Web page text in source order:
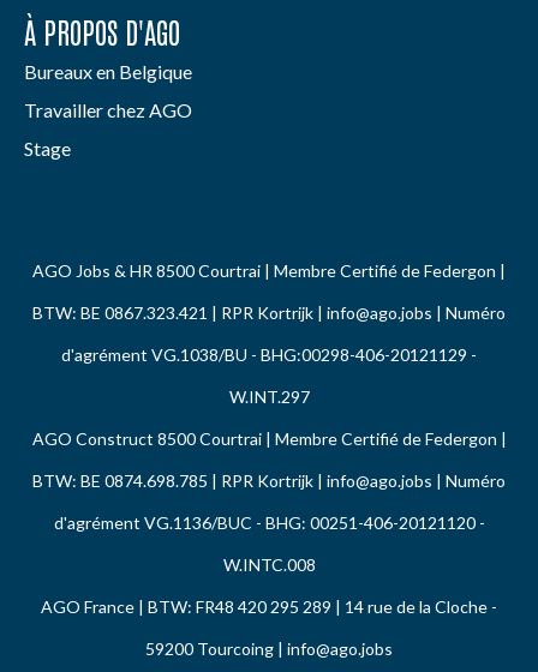
À PROPOS D'AGO
Bureaux en Belgique
Travailler chez AGO
Stage
AGO Jobs & HR 8500 Courtrai | Membre Certifié de Federgon |
BTW: BE 0867.323.421 | RPR Kortrijk | info@ago.jobs | Numéro
d'agrément VG.1038/BU - BHG:00298-406-20121129 -
W.INT.297
AGO Construct 8500 Courtrai | Membre Certifié de Federgon |
BTW: BE 0874.698.785 | RPR Kortrijk | info@ago.jobs | Numéro
d'agrément VG.1136/BUC - BHG: 00251-406-20121120 -
W.INTC.008
AGO France | BTW: FR48 420 295 289 | 14 rue de la Cloche -
59200 Tourcoing | info@ago.jobs